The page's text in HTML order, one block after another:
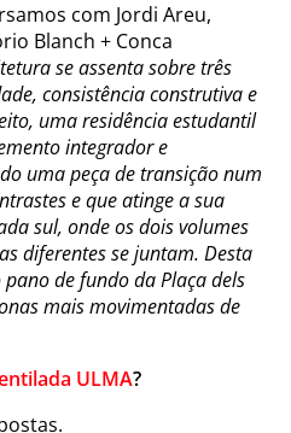
com Jordi Areu,
Blanch + Conca
se assenta sobre três
consistência construtiva e
uma residência estudantil
integrador e
uma peça de transição num
e que atinge a sua
sul, onde os dois volumes
diferentes se juntam. Desta
de fundo da Plaça dels
mais movimentadas de
ULMA?